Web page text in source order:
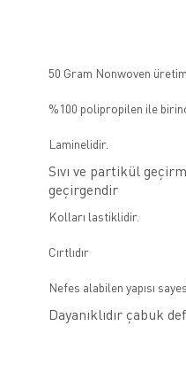
50 Gram Nonwoven
%100 polipropilen ile
Laminelidir.
Sıvı ve partikül
geçirgendir
Kolları lastiklidir.
Cırtlıdır
Nefes alabilen yapısı
Dayanıklıdır çabuk